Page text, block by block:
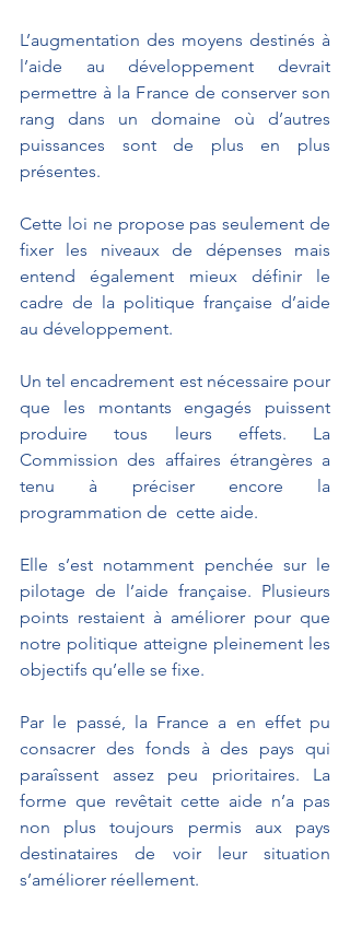
L’augmentation des moyens destinés à
l’aide au développement devrait
permettre à la France de conserver son
rang dans un domaine où d’autres
puissances sont de plus en plus
présentes.
Cette loi ne propose pas seulement de
fixer les niveaux de dépenses mais
entend également mieux définir le
cadre de la politique française d’aide
au développement.
Un tel encadrement est nécessaire pour
que les montants engagés puissent
produire tous leurs effets. La
Commission des affaires étrangères a
tenu à préciser encore la
programmation de  cette aide.
Elle s’est notamment penchée sur le
pilotage de l’aide française. Plusieurs
points restaient à améliorer pour que
notre politique atteigne pleinement les
objectifs qu’elle se fixe.
Par le passé, la France a en effet pu
consacrer des fonds à des pays qui
paraîssent assez peu prioritaires. La
forme que revêtait cette aide n’a pas
non plus toujours permis aux pays
destinataires de voir leur situation
s’améliorer réellement.